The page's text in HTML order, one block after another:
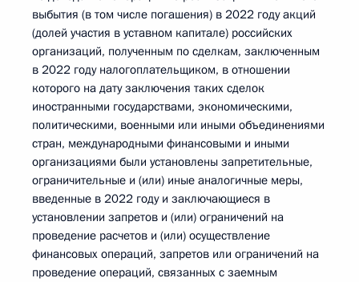
выбытия (в том числе погашения) в 2022 году акций
(долей участия в уставном капитале) российских
организаций, полученным по сделкам, заключенным
в 2022 году налогоплательщиком, в отношении
которого на дату заключения таких сделок
иностранными государствами, экономическими,
политическими, военными или иными объединениями
стран, международными финансовыми и иными
организациями были установлены запретительные,
ограничительные и (или) иные аналогичные меры,
введенные в 2022 году и заключающиеся в
установлении запретов и (или) ограничений на
проведение расчетов и (или) осуществление
финансовых операций, запретов или ограничений на
проведение операций, связанных с заемным